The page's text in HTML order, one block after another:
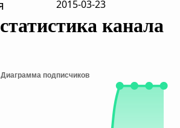
2015-03-23
канала